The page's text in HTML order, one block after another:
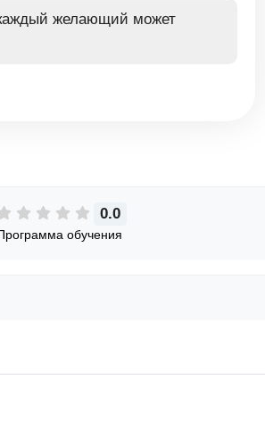
каждый желающий может
0.0
обучения